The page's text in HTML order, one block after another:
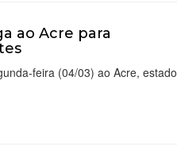
ao Acre para
feira (04/03) ao Acre, estado